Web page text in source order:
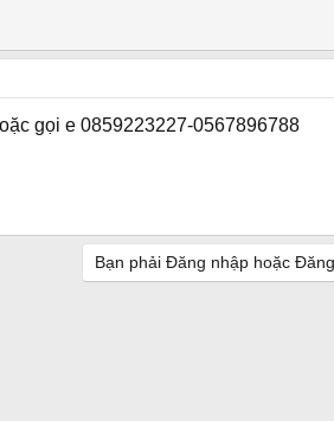
gọi e 0859223227-0567896788
Bạn phải Đăng nhập hoặc